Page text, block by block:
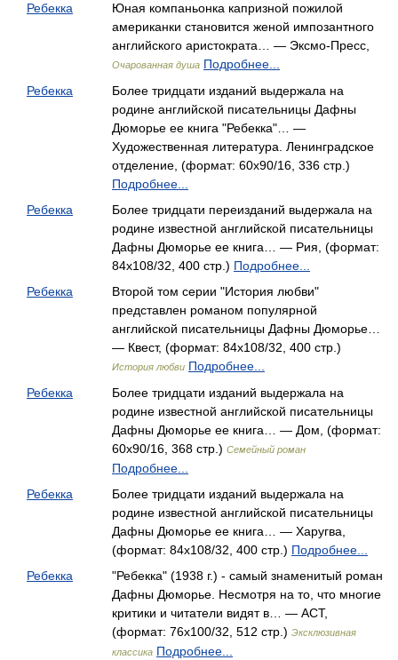
Ребекка
Юная компаньонка капризной пожилой
американки становится женой импозантного
английского аристократа… — Эксмо-Пресс,
Очарованная душа Подробнее...
Ребекка
Более тридцати изданий выдержала на
родине английской писательницы Дафны
Дюморье ее книга "Ребекка"… —
Художественная литература. Ленинградское
отделение, (формат: 60x90/16, 336 стр.)
Подробнее...
Ребекка
Более тридцати переизданий выдержала на
родине известной английской писательницы
Дафны Дюморье ее книга… — Рия, (формат:
84x108/32, 400 стр.) Подробнее...
Ребекка
Второй том серии "История любви"
представлен романом популярной
английской писательницы Дафны Дюморье…
— Квест, (формат: 84x108/32, 400 стр.)
История любви Подробнее...
Ребекка
Более тридцати изданий выдержала на
родине известной английской писательницы
Дафны Дюморье ее книга… — Дом, (формат:
60x90/16, 368 стр.) Семейный роман
Подробнее...
Ребекка
Более тридцати изданий выдержала на
родине известной английской писательницы
Дафны Дюморье ее книга… — Харугва,
(формат: 84x108/32, 400 стр.) Подробнее...
Ребекка
"Ребекка" (1938 г.) - самый знаменитый роман
Дафны Дюморье. Несмотря на то, что многие
критики и читатели видят в… — АСТ,
(формат: 76x100/32, 512 стр.) Эксклюзивная
классика Подробнее...